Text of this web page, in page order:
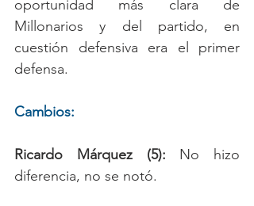
oportunidad más clara de
Millonarios y del partido, en
cuestión defensiva era el primer
defensa.
Cambios:
Ricardo Márquez (5): No hizo
diferencia, no se notó.